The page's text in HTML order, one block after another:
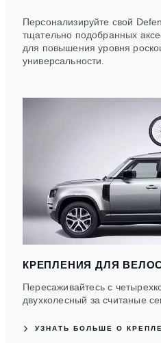
Персонализируйте свой
тщательно подобранных
для повышения уровня
универсальности.
КРЕПЛЕНИЯ ДЛЯ
Пересаживайтесь с
двухколесный за считаные
УЗНАТЬ БОЛЬШЕ О